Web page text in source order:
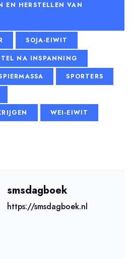
EN HERSTELLEN VAN
SOJA-EIWIT
NA INSPANNING
SPORTERS
WEI-EIWIT
smsdagboek
https://smsdagboek.nl